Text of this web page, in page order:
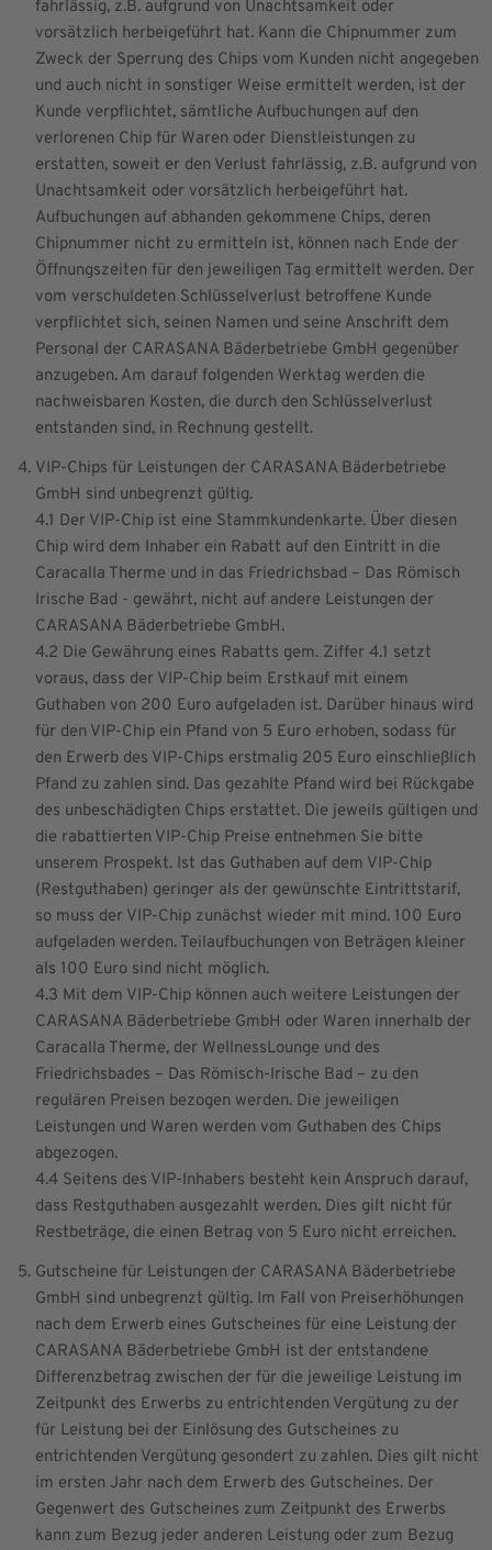
fahrlässig, z.B. aufgrund von Unachtsamkeit oder
vorsätzlich herbeigeführt hat. Kann die Chipnummer zum
Zweck der Sperrung des Chips vom Kunden nicht angegeben
und auch nicht in sonstiger Weise ermittelt werden, ist der
Kunde verpflichtet, sämtliche Aufbuchungen auf den
verlorenen Chip für Waren oder Dienstleistungen zu
erstatten, soweit er den Verlust fahrlässig, z.B. aufgrund von
Unachtsamkeit oder vorsätzlich herbeigeführt hat.
Aufbuchungen auf abhanden gekommene Chips, deren
Chipnummer nicht zu ermitteln ist, können nach Ende der
Öffnungszeiten für den jeweiligen Tag ermittelt werden. Der
vom verschuldeten Schlüsselverlust betroffene Kunde
verpflichtet sich, seinen Namen und seine Anschrift dem
Personal der CARASANA Bäderbetriebe GmbH gegenüber
anzugeben. Am darauf folgenden Werktag werden die
nachweisbaren Kosten, die durch den Schlüsselverlust
entstanden sind, in Rechnung gestellt.
VIP-Chips für Leistungen der CARASANA Bäderbetriebe
GmbH sind unbegrenzt gültig.
4.1 Der VIP-Chip ist eine Stammkundenkarte. Über diesen
Chip wird dem Inhaber ein Rabatt auf den Eintritt in die
Caracalla Therme und in das Friedrichsbad – Das Römisch
Irische Bad - gewährt, nicht auf andere Leistungen der
CARASANA Bäderbetriebe GmbH.
4.2 Die Gewährung eines Rabatts gem. Ziffer 4.1 setzt
voraus, dass der VIP-Chip beim Erstkauf mit einem
Guthaben von 200 Euro aufgeladen ist. Darüber hinaus wird
für den VIP-Chip ein Pfand von 5 Euro erhoben, sodass für
den Erwerb des VIP-Chips erstmalig 205 Euro einschließlich
Pfand zu zahlen sind. Das gezahlte Pfand wird bei Rückgabe
des unbeschädigten Chips erstattet. Die jeweils gültigen und
die rabattierten VIP-Chip Preise entnehmen Sie bitte
unserem Prospekt. Ist das Guthaben auf dem VIP-Chip
(Restguthaben) geringer als der gewünschte Eintrittstarif,
so muss der VIP-Chip zunächst wieder mit mind. 100 Euro
aufgeladen werden. Teilaufbuchungen von Beträgen kleiner
als 100 Euro sind nicht möglich.
4.3 Mit dem VIP-Chip können auch weitere Leistungen der
CARASANA Bäderbetriebe GmbH oder Waren innerhalb der
Caracalla Therme, der WellnessLounge und des
Friedrichsbades – Das Römisch-Irische Bad – zu den
regulären Preisen bezogen werden. Die jeweiligen
Leistungen und Waren werden vom Guthaben des Chips
abgezogen.
4.4 Seitens des VIP-Inhabers besteht kein Anspruch darauf,
dass Restguthaben ausgezahlt werden. Dies gilt nicht für
Restbeträge, die einen Betrag von 5 Euro nicht erreichen.
Gutscheine für Leistungen der CARASANA Bäderbetriebe
GmbH sind unbegrenzt gültig. Im Fall von Preiserhöhungen
nach dem Erwerb eines Gutscheines für eine Leistung der
CARASANA Bäderbetriebe GmbH ist der entstandene
Differenzbetrag zwischen der für die jeweilige Leistung im
Zeitpunkt des Erwerbs zu entrichtenden Vergütung zu der
für Leistung bei der Einlösung des Gutscheines zu
entrichtenden Vergütung gesondert zu zahlen. Dies gilt nicht
im ersten Jahr nach dem Erwerb des Gutscheines. Der
Gegenwert des Gutscheines zum Zeitpunkt des Erwerbs
kann zum Bezug jeder anderen Leistung oder zum Bezug